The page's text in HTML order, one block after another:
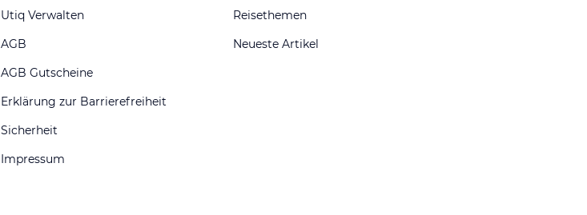
Utiq Verwalten
AGB
AGB Gutscheine
Erklärung zur Barrierefreiheit
Sicherheit
Impressum
Reisethemen
Neueste Artikel